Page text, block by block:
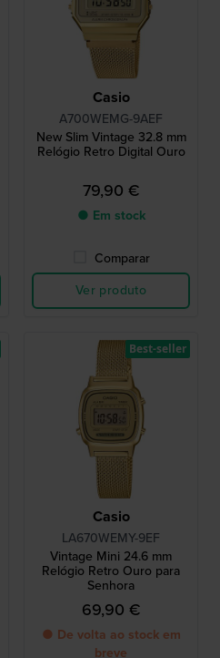
Casio
A700WEMG-9AEF
New Slim Vintage 32.8 mm
Relógio Retro Digital Ouro
79,90 €
● Em stock
Comparar
Ver produto
Casio
LA670WEMY-9EF
Vintage Mini 24.6 mm
Relógio Retro Ouro para
Senhora
69,90 €
● De volta ao stock em
breve
Best-seller